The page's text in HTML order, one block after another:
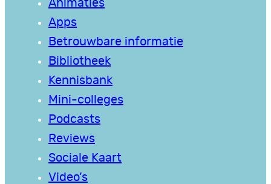
Animaties
Apps
Betrouwbare informatie
Bibliotheek
Kennisbank
Mini-colleges
Podcasts
Reviews
Sociale Kaart
Video’s